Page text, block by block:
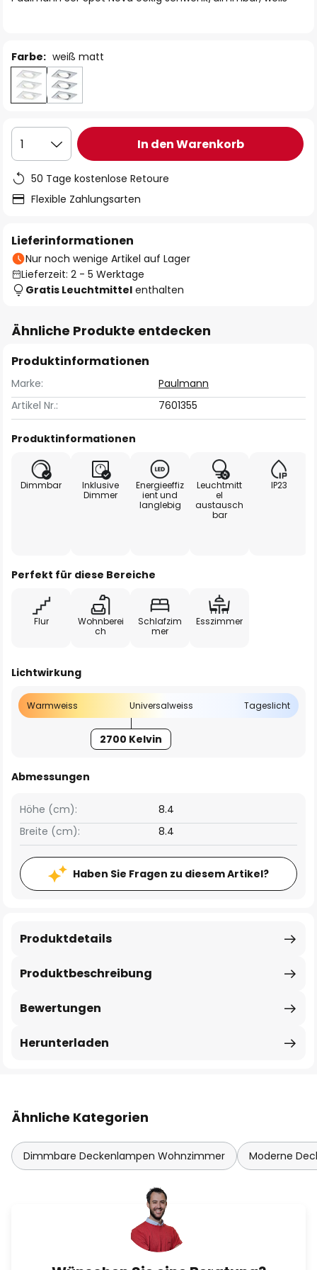
Farbe: weiß matt
1 In den Warenkorb
50 Tage kostenlose Retoure
Flexible Zahlungsarten
Lieferinformationen
Nur noch wenige Artikel auf Lager
Lieferzeit: 2 - 5 Werktage
Gratis Leuchtmittel enthalten
Ähnliche Produkte entdecken
Produktinformationen
Marke:
Paulmann
Artikel Nr.:
7601355
Produktinformationen
Dimmbar
Inklusive
Dimmer
Energieeffiz
ient und
langlebig
Leuchtmitt
el
austausch
bar
IP23
Perfekt für diese Bereiche
Flur
Wohnberei
ch
Schlafzim
mer
Esszimmer
Lichtwirkung
Warmweiss Universalweiss Tageslicht
2700 Kelvin
Abmessungen
Breite (cm): 8.4
Höhe (cm): 8.4
Haben Sie Fragen zu diesem Artikel?
Produktbeschreibung
Produktdetails
Bewertungen
Herunterladen
Ähnliche Kategorien
Dimmbare Deckenlampen Wohnzimmer Moderne